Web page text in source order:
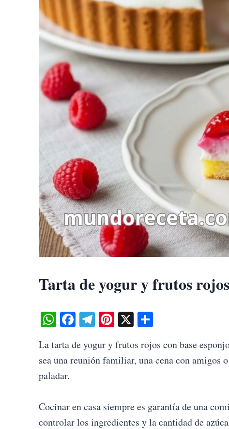
Tarta de yogur y frutos
W
ha
ts
A
pp
Fa
ce
bo
ok
Te
le
gr
a
Pi
nt
er
es
X
re
La tarta de yogur y frutos rojos con base
sea una reunión familiar, una cena con amigos
paladar.
Cocinar en casa siempre es garantía de una
controlar los ingredientes y la cantidad de